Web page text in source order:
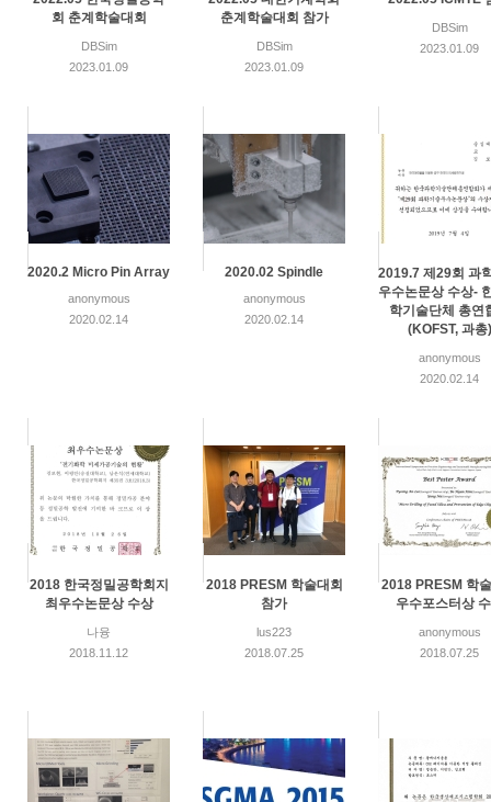
회 춘계학술대회
DBSim
2023.01.09
춘계학술대회 참가
DBSim
2023.01.09
DBSim
2023.01.09
2020.2 Micro Pin Array
anonymous
2020.02.14
2020.02 Spindle
anonymous
2020.02.14
2019.7 제29회 과
우수논문상 수상-
학기술단체 총연
(KOFST, 과총)
anonymous
2020.02.14
2018 한국정밀공학회지
최우수논문상 수상
나융
2018.11.12
2018 PRESM 학술대회
참가
lus223
2018.07.25
2018 PRESM 학
우수포스터상
anonymous
2018.07.25